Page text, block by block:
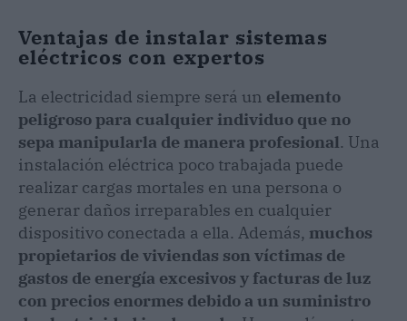
Ventajas de instalar sistemas
eléctricos con expertos
La electricidad siempre será un elemento
peligroso para cualquier individuo que no
sepa manipularla de manera profesional. Una
instalación eléctrica poco trabajada puede
realizar cargas mortales en una persona o
generar daños irreparables en cualquier
dispositivo conectada a ella. Además, muchos
propietarios de viviendas son víctimas de
gastos de energía excesivos y facturas de luz
con precios enormes debido a un suministro